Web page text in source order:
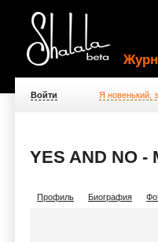
Войти Я новенький,
YES AND NO -
Профиль Биография